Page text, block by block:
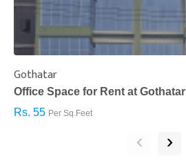
Gothatar
Office Space for Rent at Gothatar
Rs. 55 Per Sq.Feet
‹ ›